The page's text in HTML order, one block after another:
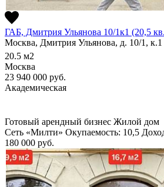
ГАБ, Дмитрия Ульянова 10/1к1 (20,5
Москва, Дмитрия Ульянова, д. 10/1, к.1
20.5 м2
Москва
23 940 000 руб.
Академическая
Готовый арендный бизнес Жилой дом
Сеть «Милти» Окупаемость: 10,5
180 000 руб.